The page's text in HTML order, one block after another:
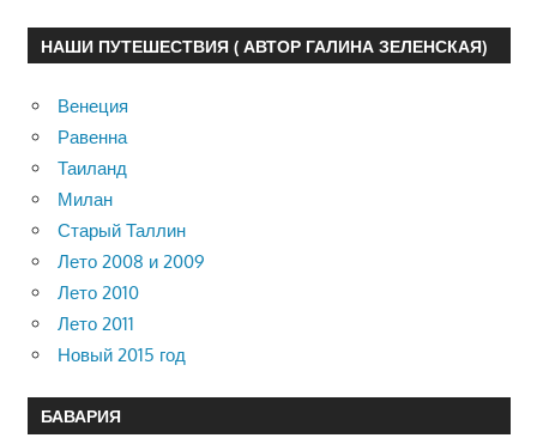
НАШИ ПУТЕШЕСТВИЯ ( АВТОР ГАЛИНА ЗЕЛЕНСКАЯ)
Венеция
Равенна
Таиланд
Милан
Старый Таллин
Лето 2008 и 2009
Лето 2010
Лето 2011
Новый 2015 год
БАВАРИЯ